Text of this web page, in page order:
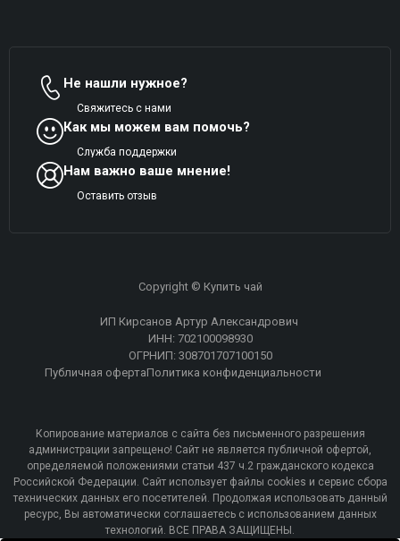
Не нашли нужное?
Свяжитесь с нами
Как мы можем вам помочь?
Служба поддержки
Нам важно ваше мнение!
Оставить отзыв
Copyright © Купить чай
ИП Кирсанов Артур Александрович
ИНН: 702100098930
ОГРНИП: 308701707100150
Публичная офертаПолитика конфиденциальности
Копирование материалов с сайта без письменного разрешения
администрации запрещено! Сайт не является публичной офертой,
определяемой положениями статьи 437 ч.2 гражданского кодекса
Российской Федерации. Сайт использует файлы cookies и сервис сбора
технических данных его посетителей. Продолжая использовать данный
ресурс, Вы автоматически соглашаетесь с использованием данных
технологий. ВСЕ ПРАВА ЗАЩИЩЕНЫ.